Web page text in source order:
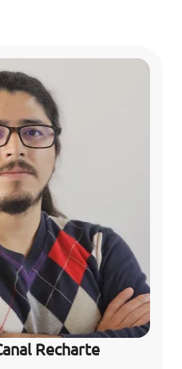
Recharte